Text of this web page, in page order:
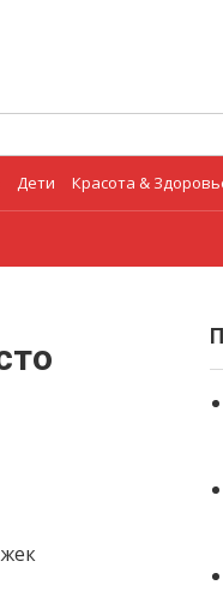
Дети Красота &